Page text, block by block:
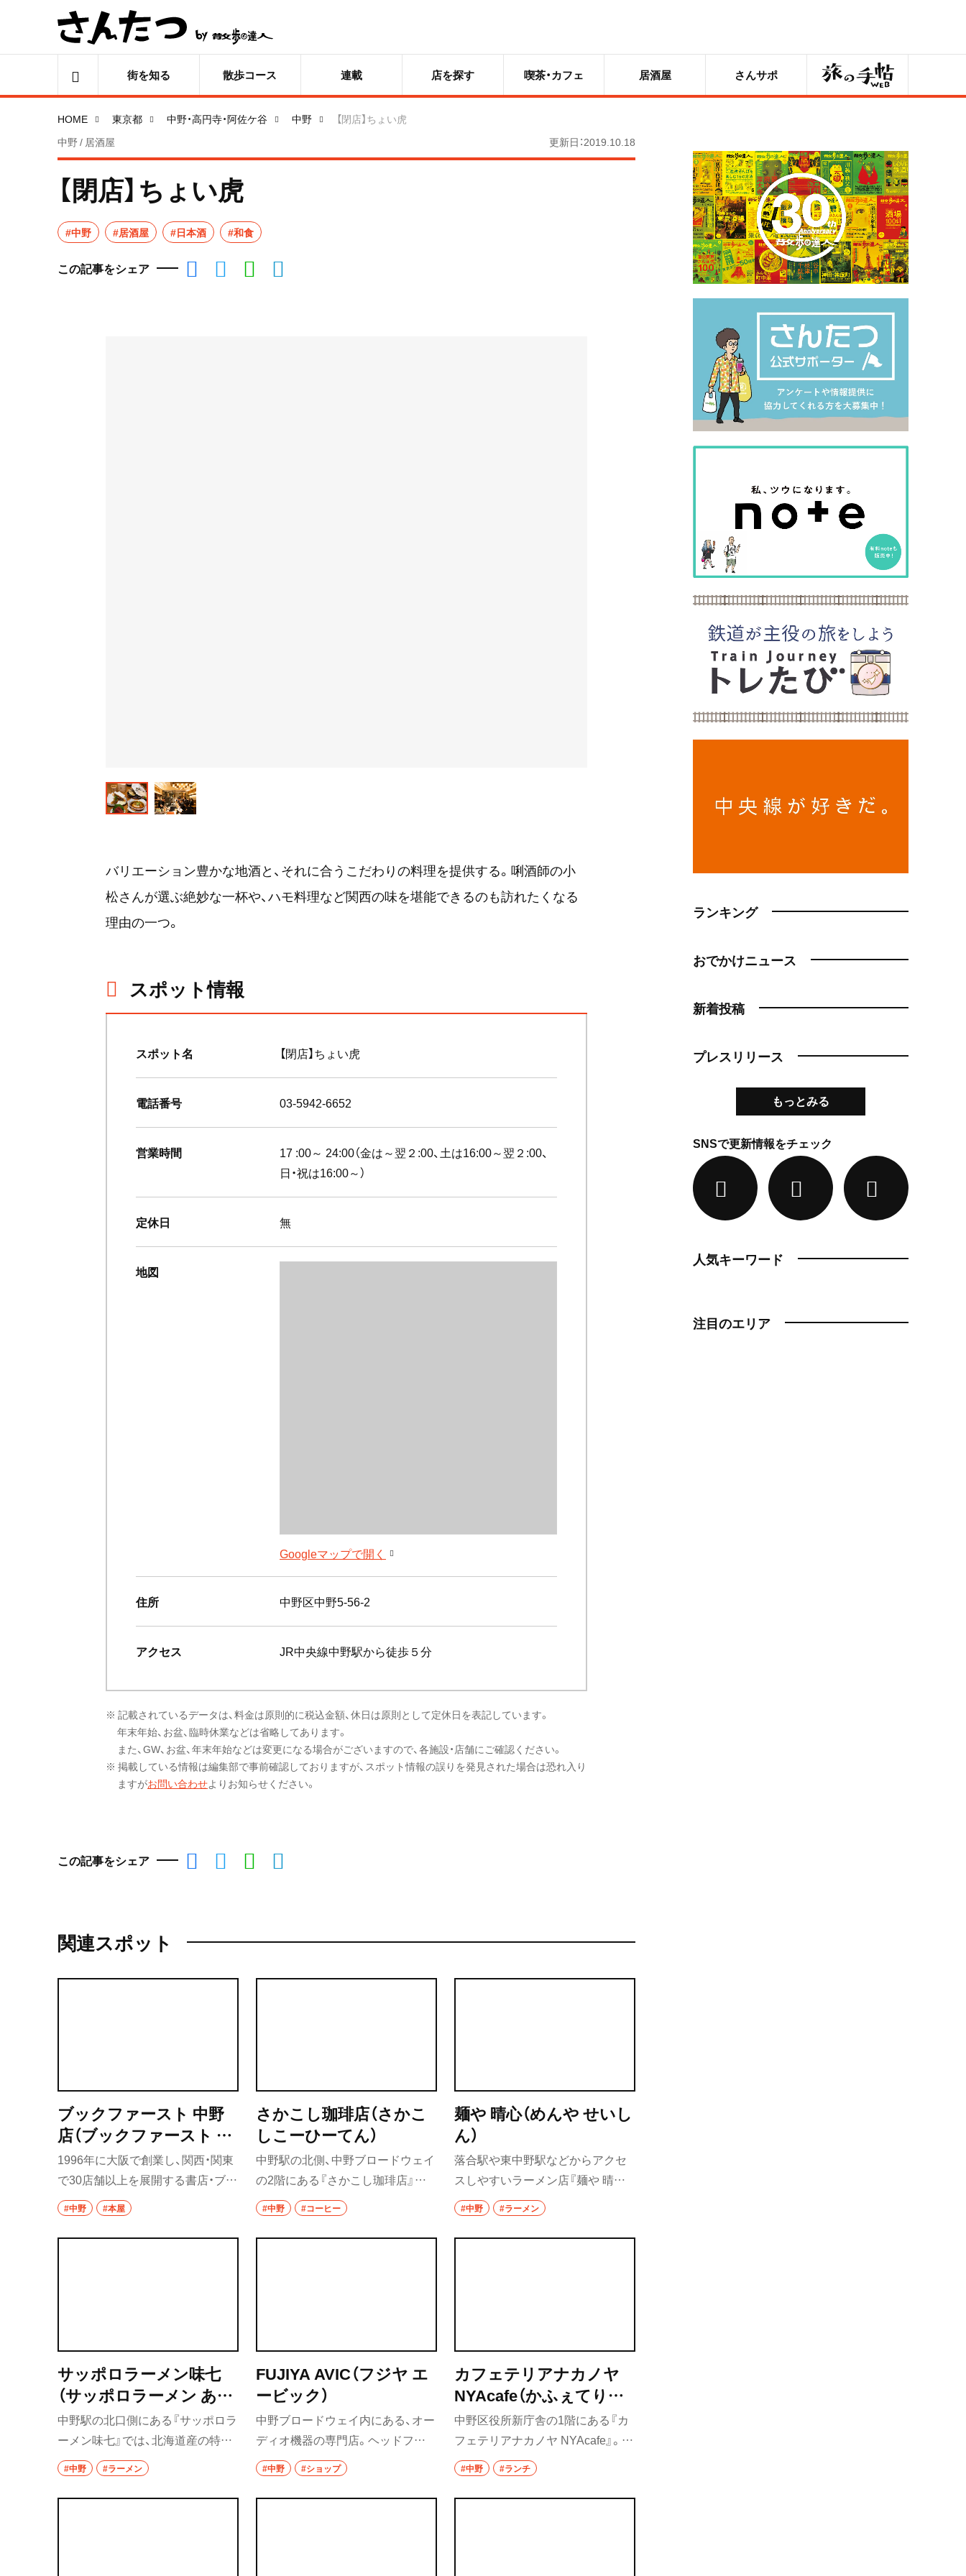
街を知る 散歩コース 連載 店を探す 喫茶・カフェ 居酒屋 さんサポ 旅の手帖
HOME 東京都 中野・高円寺・阿佐ケ谷 中野
【閉店】ちょい虎
中野 / 居酒屋
更新日：2019.10.18
【閉店】ちょい虎
#中野 #居酒屋 #日本酒 #和食
この記事をシェア
バリエーション豊かな地酒と、それに合うこだわりの料理を提供する。唎酒師の小
松さんが選ぶ絶妙な一杯や、ハモ料理など関西の味を堪能できるのも訪れたくなる
理由の一つ。
スポット情報
スポット名 【閉店】ちょい虎
電話番号 03-5942-6652
営業時間
17 :00～ 24:00（金は～翌２:00、土は16:00～翌２:00、
日・祝は16:00～）
定休日 無
地図
Googleマップで開く
住所 中野区中野5-56-2
アクセス JR中央線中野駅から徒歩５分
※ 記載されているデータは、料金は原則的に税込金額、休日は原則として定休日を表記しています。
年末年始、お盆、臨時休業などは省略してあります。
また、GW、お盆、年末年始などは変更になる場合がございますので、各施設・店舗にご確認ください。
※ 掲載している情報は編集部で事前確認しておりますが、スポット情報の誤りを発見された場合は恐れ入り
ますがお問い合わせよりお知らせください。
この記事をシェア
関連スポット
ブックファースト 中野
店（ブックファースト な
かのてん）
1996年に大阪で創業し、関西・関東
で30店舗以上を展開する書店・ブッ
クファーストの中野店。2017年オ
ープン、2024年には店内がリニュ
ーアルし、より開かれた売り場へと
#中野 #本屋
さかこし珈琲店（さかこ
しこーひーてん）
中野駅の北側、中野ブロードウェイ
の2階にある『さかこし珈琲店』で
は、ネルドリップの自家焙煎コーヒ
ーを堪能できる。まろやかで丸み
のある味わいはネルドリップなら
#中野 #コーヒー
麺や 晴心（めんや せいし
ん）
落合駅や東中野駅などからアクセ
スしやすいラーメン店『麺や 晴心』
のイチオシは、特製手揉み中華そば
（醤油）。醤油ダレには6種類の醤油
をブレンドし、そこに動物系と魚介
#中野 #ラーメン
サッポロラーメン味七
（サッポロラーメン あじ
しち）
中野駅の北口側にある『サッポロラ
ーメン味七』では、北海道産の特製
味噌を使用した味噌ラーメンが味
わえる。イチオシは、札幌市出身の
店主が試行錯誤を重ねた特みそラ
#中野 #ラーメン
FUJIYA AVIC（フジヤ エ
ービック）
中野ブロードウェイ内にある、オー
ディオ機器の専門店。ヘッドフォ
ンやイヤフォン、プレーヤー、アン
プなどの機材を幅広く取り扱う。
#中野 #ショップ
カフェテリアナカノヤ
NYAcafe（かふぇてりあ
なかのや えぬわいえー
かふぇ）
中野区役所新庁舎の1階にある『カ
フェテリアナカノヤ NYAcafe』。役
所の食堂のイメージとはかけ離れ
た、明るくおしゃれなカフェテリア
だ。ランチの一番人気は一汁三菜
#中野 #ランチ
ランキング
おでかけニュース
新着投稿
プレスリリース
もっとみる
SNSで更新情報をチェック
人気キーワード
注目のエリア